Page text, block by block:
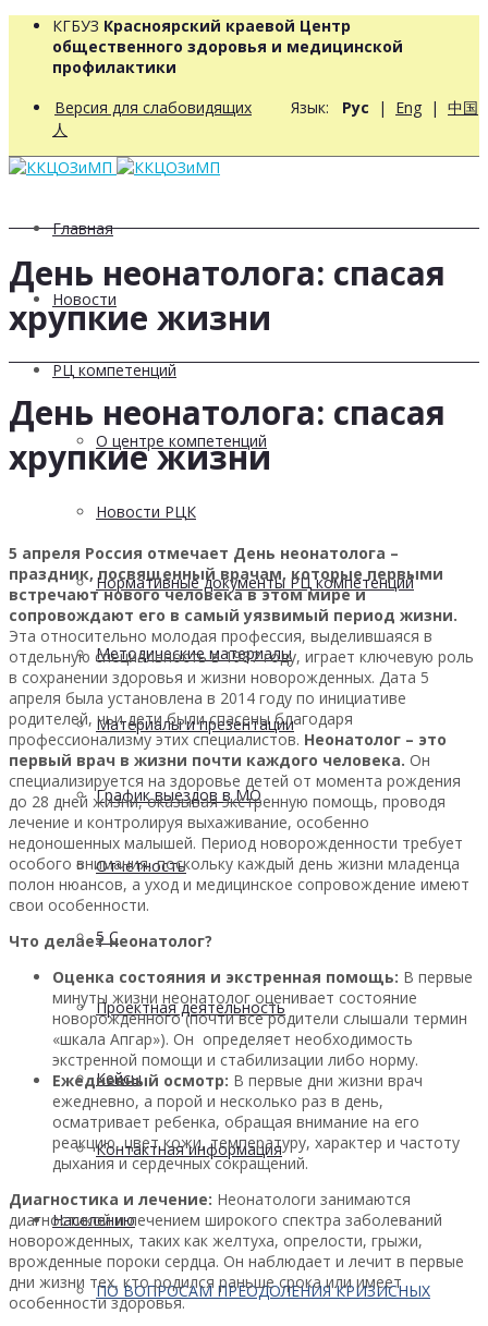
КГБУЗ Красноярский краевой Центр
общественного здоровья и медицинской
профилактики
Версия для слабовидящих Язык: Рус | Eng | 中国
人
Главная
Новости
РЦ компетенций
О центре компетенций
Новости РЦК
Нормативные документы РЦ компетенций
Методические материалы
Материалы и презентации
График выездов в МО
Отчетность
5 С
Проектная деятельность
Кейсы
Контактная информация
Населению
ПО ВОПРОСАМ ПРЕОДОЛЕНИЯ КРИЗИСНЫХ
День неонатолога: спасая
хрупкие жизни
День неонатолога: спасая
хрупкие жизни
5 апреля Россия отмечает День неонатолога –
праздник, посвященный врачам, которые первыми
встречают нового человека в этом мире и
сопровождают его в самый уязвимый период жизни.
Эта относительно молодая профессия, выделившаяся в
отдельную специальность в 1987 году, играет ключевую роль
в сохранении здоровья и жизни новорожденных. Дата 5
апреля была установлена в 2014 году по инициативе
родителей, чьи дети были спасены благодаря
профессионализму этих специалистов. Неонатолог – это
первый врач в жизни почти каждого человека. Он
специализируется на здоровье детей от момента рождения
до 28 дней жизни, оказывая экстренную помощь, проводя
лечение и контролируя выхаживание, особенно
недоношенных малышей. Период новорожденности требует
особого внимания, поскольку каждый день жизни младенца
полон нюансов, а уход и медицинское сопровождение имеют
свои особенности.
Что делает неонатолог?
Оценка состояния и экстренная помощь: В первые
минуты жизни неонатолог оценивает состояние
новорожденного (почти все родители слышали термин
«шкала Апгар»). Он определяет необходимость
экстренной помощи и стабилизации либо норму.
Ежедневный осмотр: В первые дни жизни врач
ежедневно, а порой и несколько раз в день,
осматривает ребенка, обращая внимание на его
реакцию, цвет кожи, температуру, характер и частоту
дыхания и сердечных сокращений.
Диагностика и лечение: Неонатологи занимаются
диагностикой и лечением широкого спектра заболеваний
новорожденных, таких как желтуха, опрелости, грыжи,
врожденные пороки сердца. Он наблюдает и лечит в первые
дни жизни тех, кто родился раньше срока или имеет
особенности здоровья.